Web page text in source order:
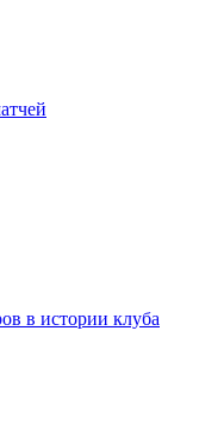
в истории клуба